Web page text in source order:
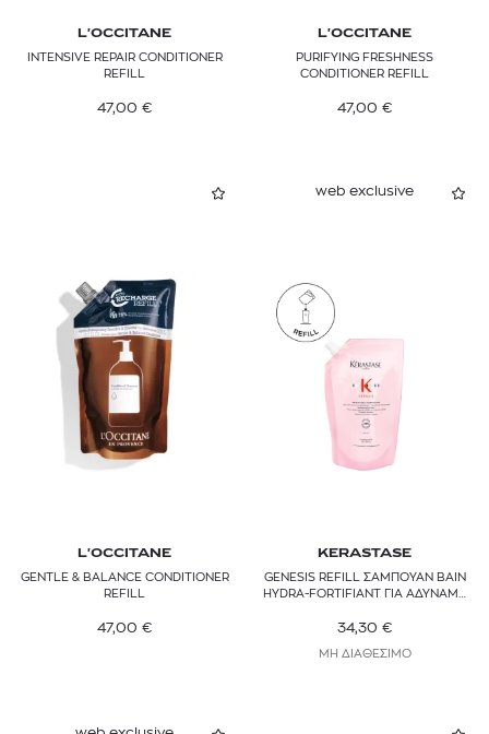
L'OCCITANE
INTENSIVE REPAIR CONDITIONER
REFILL
47,00 €
L'OCCITANE
PURIFYING FRESHNESS
CONDITIONER REFILL
47,00 €
L'OCCITANE
GENTLE & BALANCE CONDITIONER
REFILL
47,00 €
web exclusive
KERASTASE
GENESIS REFILL ΣΑΜΠΟΥΑΝ BAIN
HYDRA-FORTIFIANT ΓΙΑ ΑΔΥΝΑΜΑ
34,30 €
ΜΗ ΔΙΑΘΕΣΙΜΟ